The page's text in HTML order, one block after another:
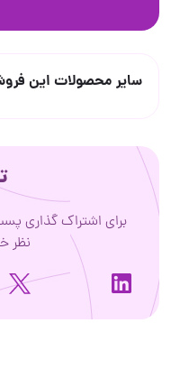
سایر محصولات این
برای اشتراک گذاری
نظر